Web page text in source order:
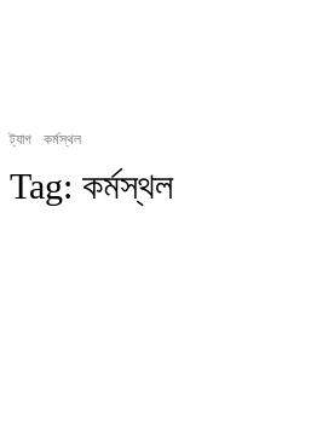
ট্যাগ কর্মস্থল
Tag: কর্মস্থল